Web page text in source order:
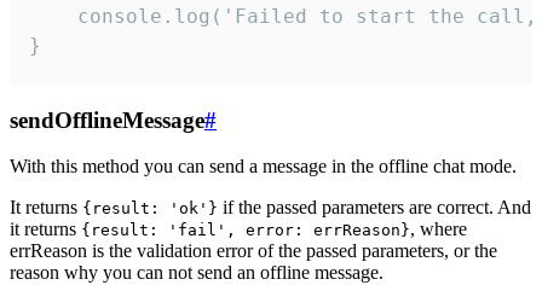
console.log('Failed to start the
}
sendOfflineMessage#
With this method you can send a message in the offline chat mode.
It returns {result: 'ok'} if the passed parameters are correct. And
it returns {result: 'fail', error: errReason}, where
errReason is the validation error of the passed parameters, or the
reason why you can not send an offline message.